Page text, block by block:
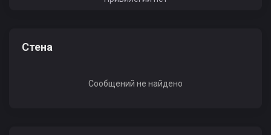
Стена
Сообщений не найдено